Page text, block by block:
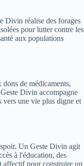
Divin réalise des forages
pour lutter contre les
aux populations
dons de médicaments,
Divin accompagne
vers une vie plus digne et
Un Geste Divin agit
à l'éducation, des
affectif pour construire un